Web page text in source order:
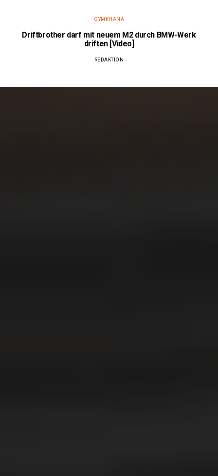
GYMKHANA
Driftbrother darf mit neuem M2 durch BMW-Werk
driften [Video]
REDAKTION